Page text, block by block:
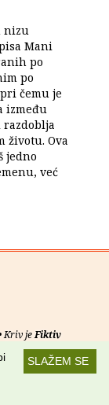
nizu
Mani
po
po
čemu je
između
životu. Ova
jedno
već
Kriv jeFiktiv
kanaliSLAŽEM SE